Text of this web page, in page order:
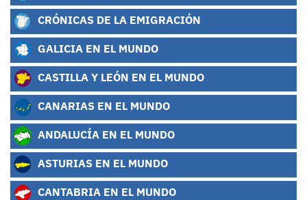
CRÓNICAS DE LA EMIGRACIÓN
GALICIA EN EL MUNDO
CASTILLA Y LEÓN EN EL MUNDO
CANARIAS EN EL MUNDO
ANDALUCÍA EN EL MUNDO
ASTURIAS EN EL MUNDO
CANTABRIA EN EL MUNDO